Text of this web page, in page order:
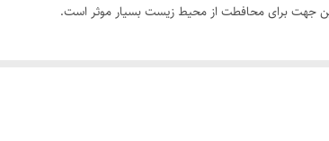
این جهت برای محافطت از محیط زیست بسیار موثر است.